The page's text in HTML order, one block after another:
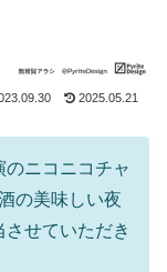
2025.05.21
ニコニコチャ
の美味しい夜
せていただき